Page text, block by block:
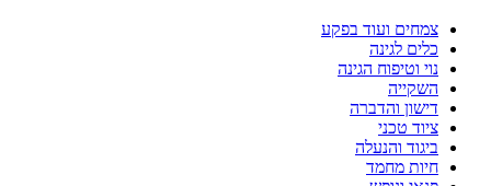
צמחים ועוד בפקע
כלים לגינה
נוי וטיפוח הגינה
השקייה
דישון והדברה
ציוד טכני
ביגוד והנעלה
חיות מחמד